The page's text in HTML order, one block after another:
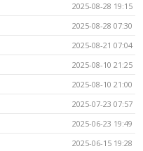
2025-08-28 19:15
2025-08-28 07:30
2025-08-21 07:04
2025-08-10 21:25
2025-08-10 21:00
2025-07-23 07:57
2025-06-23 19:49
2025-06-15 19:28